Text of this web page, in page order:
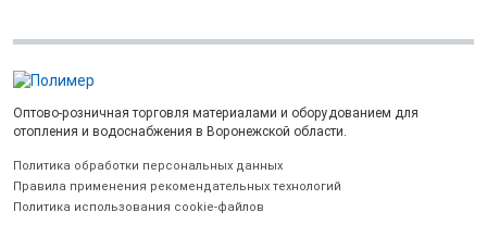
Оптово-розничная торговля материалами и оборудованием для
отопления и водоснабжения в Воронежской области.
Политика обработки персональных данных
Правила применения рекомендательных технологий
Политика использования cookie-файлов